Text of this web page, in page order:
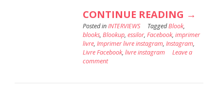
CONTINUE READING «
UN
ŒIL
SES
→
Posted inINTERVIEWS TaggedBlook,
blooks, Blookup, essilor, Facebook, imprimer
livre, Imprimer livre instagram, Instagram,
Livre Facebook, livre instagram
Leave a
comment